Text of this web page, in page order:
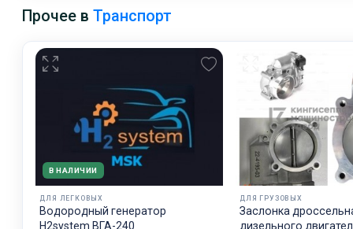
Прочее вТранспорт
В НАЛИЧИИ
ДЛЯ ЛЕГКОВЫХ
Водородный генератор
H2system ВГА-240
ДЛЯ ГРУЗОВЫХ
Заслонка
дизельного